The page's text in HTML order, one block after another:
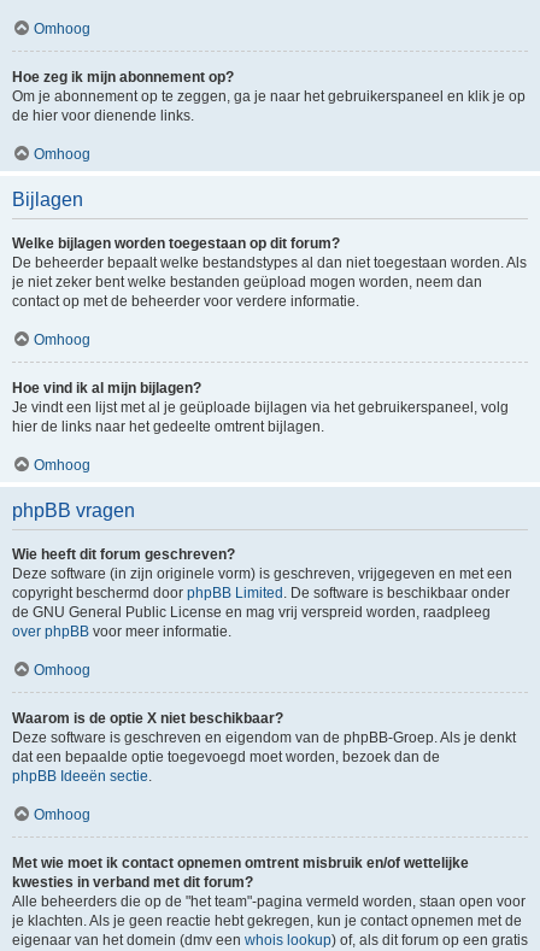
Omhoog
Hoe zeg ik mijn abonnement op?
Om je abonnement op te zeggen, ga je naar het gebruikerspaneel en klik je op
de hier voor dienende links.
Omhoog
Bijlagen
Welke bijlagen worden toegestaan op dit forum?
De beheerder bepaalt welke bestandstypes al dan niet toegestaan worden. Als
je niet zeker bent welke bestanden geüpload mogen worden, neem dan
contact op met de beheerder voor verdere informatie.
Omhoog
Hoe vind ik al mijn bijlagen?
Je vindt een lijst met al je geüploade bijlagen via het gebruikerspaneel, volg
hier de links naar het gedeelte omtrent bijlagen.
Omhoog
phpBB vragen
Wie heeft dit forum geschreven?
Deze software (in zijn originele vorm) is geschreven, vrijgegeven en met een
copyright beschermd door phpBB Limited . De software is beschikbaar onder
de GNU General Public License en mag vrij verspreid worden, raadpleeg
over phpBB voor meer informatie.
Omhoog
Waarom is de optie X niet beschikbaar?
Deze software is geschreven en eigendom van de phpBB-Groep. Als je denkt
dat een bepaalde optie toegevoegd moet worden, bezoek dan de
phpBB Ideeën sectie
Omhoog
Met wie moet ik contact opnemen omtrent misbruik en/of wettelijke
kwesties in verband met dit forum?
Alle beheerders die op de "het team"-pagina vermeld worden, staan open voor
je klachten. Als je geen reactie hebt gekregen, kun je contact opnemen met de
eigenaar van het domein (dmv een whois lookup) of, als dit forum op een gratis